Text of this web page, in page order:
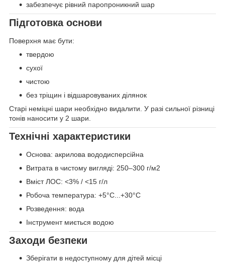
забезпечує рівний паропроникний шар
Підготовка основи
Поверхня має бути:
твердою
сухої
чистою
без тріщин і відшаровуваних ділянок
Старі неміцні шари необхідно видалити. У разі сильної різниці
тонів наносити у 2 шари.
Технічні характеристики
Основа: акрилова вододисперсійна
Витрата в чистому вигляді: 250–300 г/м2
Вміст ЛОС: <3% / <15 г/л
Робоча температура: +5°C...+30°C
Розведення: вода
Інструмент миється водою
Заходи безпеки
Зберігати в недоступному для дітей місці